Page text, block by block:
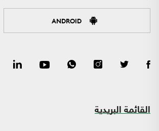
ANDROID
القائمة البريدية